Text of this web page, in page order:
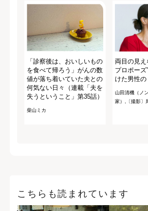
「診察後は、おいしいもの
を食べて帰ろう」がんの数
値が落ち着いていた夫との
何気ない日々（連載「夫を
失うということ」第35話）
柴山ミカ
両目の見え
プロポー
けた男性の
山田清機（ノ
家）,〔撮影〕
こちらも読まれています